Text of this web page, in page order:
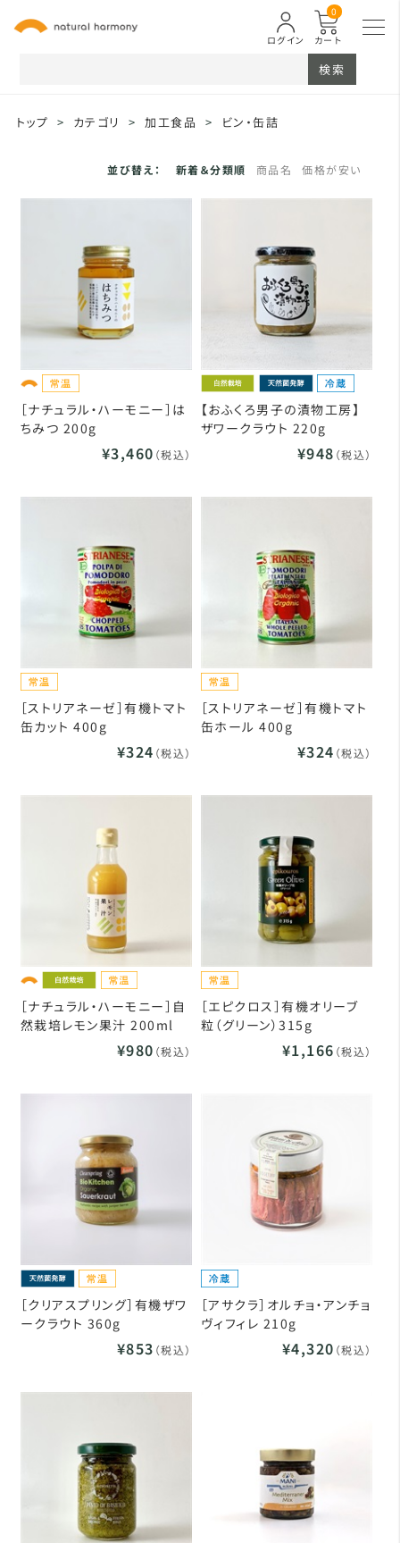
カート
0
ログイン
検索
トップ > カテゴリ > 加工食品 > ビン・缶詰
並び替え： 新着＆分類順 商品名 価格が安い
［ナチュラル・ハーモニー］は
ちみつ 200g
¥3,460 （税込）
【おふくろ男子の漬物工房】
ザワークラウト 220g
¥948 （税込）
［ストリアネーゼ］有機トマト
缶カット 400g
¥324 （税込）
［ストリアネーゼ］有機トマト
缶ホール 400g
¥324 （税込）
［ナチュラル・ハーモニー］自
然栽培レモン果汁 200ml
¥980 （税込）
［エピクロス］有機オリーブ
粒（グリーン）315g
¥1,166 （税込）
［クリアスプリング］有機ザワ
ークラウト 360g
¥853 （税込）
［アサクラ］オルチョ・アンチョ
ヴィフィレ 210g
¥4,320 （税込）